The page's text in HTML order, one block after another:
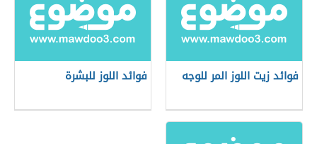
فوائد زيت اللوز المر للوجه فوائد اللوز للبشرة